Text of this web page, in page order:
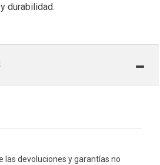
durabilidad.
las devoluciones y garantías no